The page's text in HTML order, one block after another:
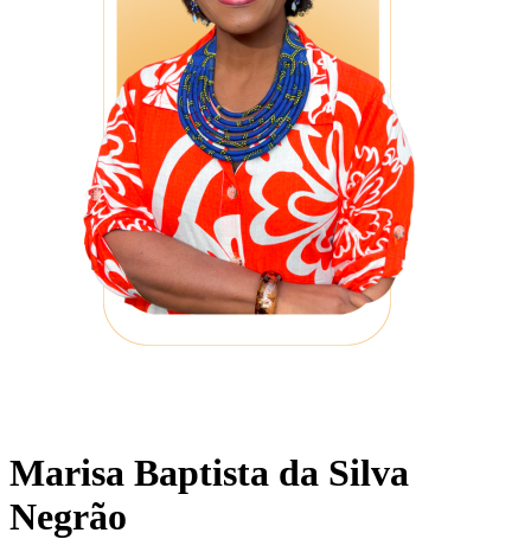
Marisa Baptista da Silva
Negrão